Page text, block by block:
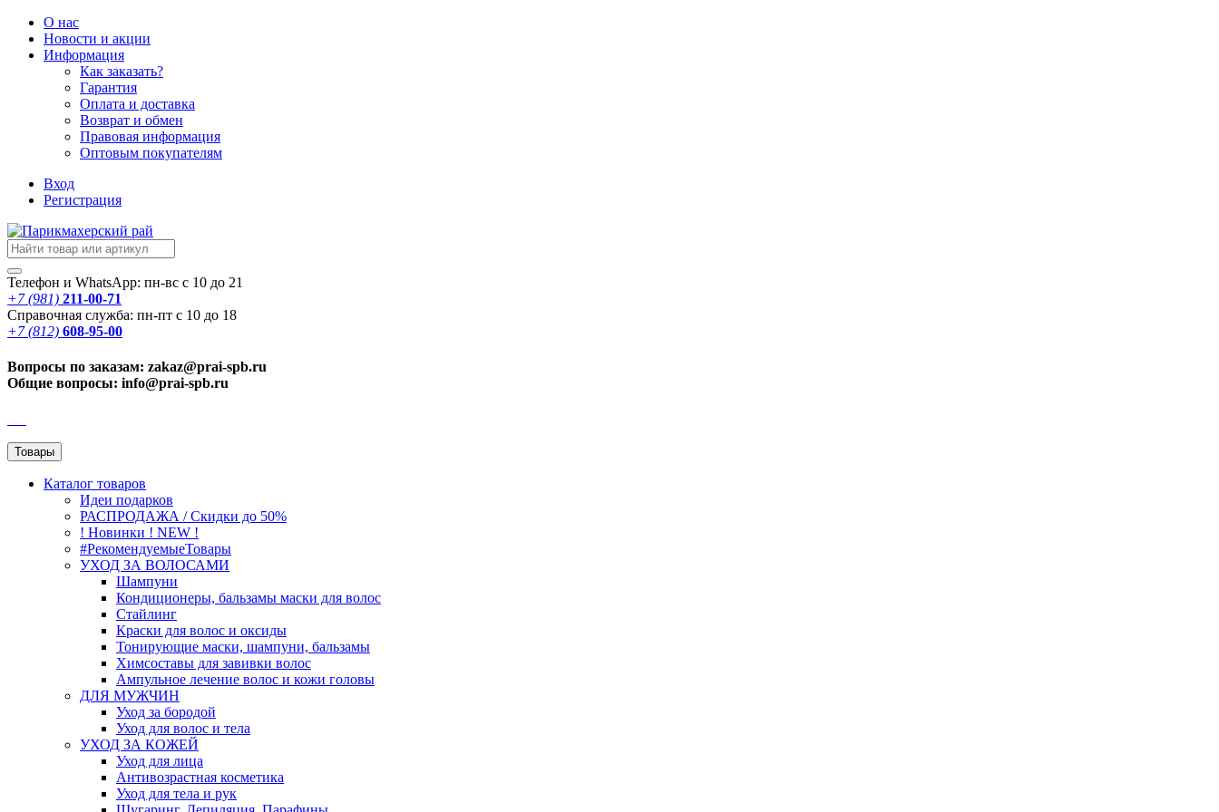
О нас
Новости и акции
Информация
Как заказать?
Гарантия
Оплата и доставка
Возврат и обмен
Правовая информация
Оптовым покупателям
Вход
Регистрация
Телефон и WhatsApp: пн-вс с 10 до 21
+7 (981) 211-00-71
Справочная служба: пн-пт с 10 до 18
+7 (812) 608-95-00
Вопросы по заказам: zakaz@prai-spb.ru
Общие вопросы: info@prai-spb.ru
Товары
Каталог товаров
Идеи подарков
РАСПРОДАЖА / Скидки до 50%
! Новинки ! NEW !
#РекомендуемыеТовары
УХОД ЗА ВОЛОСАМИ
Шампуни
Кондиционеры, бальзамы маски для волос
Стайлинг
Краски для волос и оксиды
Тонирующие маски, шампуни, бальзамы
Химсоставы для завивки волос
Ампульное лечение волос и кожи головы
ДЛЯ МУЖЧИН
Уход за бородой
Уход для волос и тела
УХОД ЗА КОЖЕЙ
Уход для лица
Антивозрастная косметика
Уход для тела и рук